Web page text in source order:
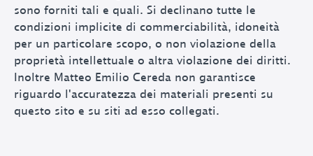
sono forniti tali e quali. Si declinano tutte le
condizioni implicite di commerciabilità, idoneità
per un particolare scopo, o non violazione della
proprietà intellettuale o altra violazione dei diritti.
Inoltre Matteo Emilio Cereda non garantisce
riguardo l'accuratezza dei materiali presenti su
questo sito e su siti ad esso collegati.